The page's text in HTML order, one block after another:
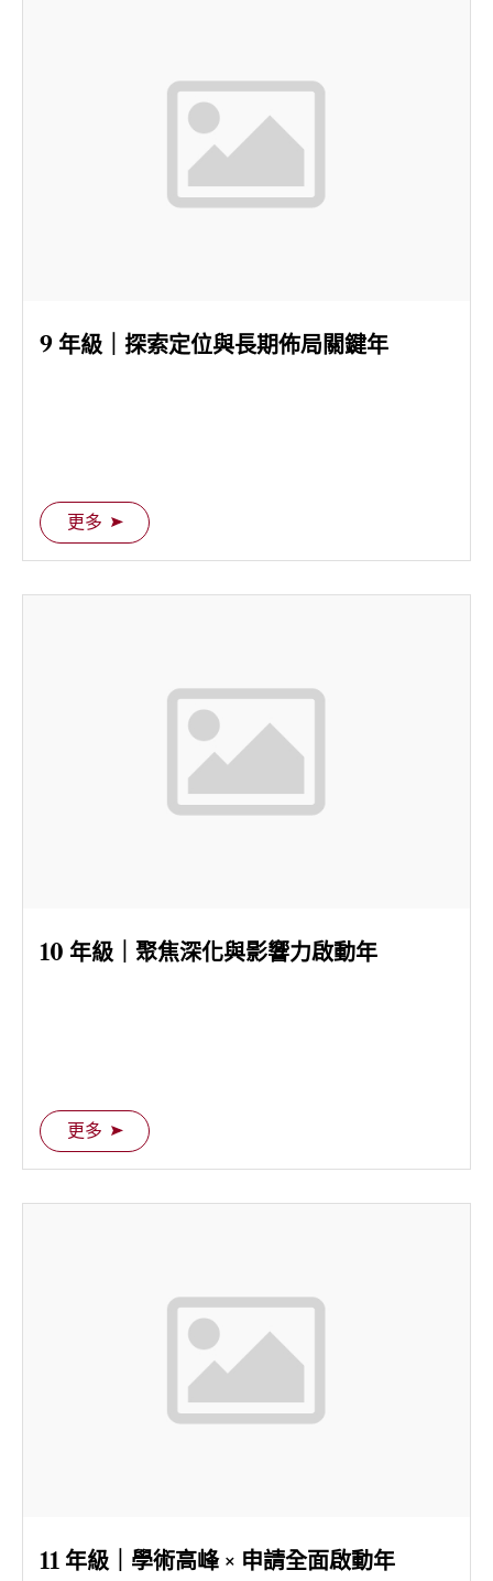
9 年級｜探索定位與長期佈局關鍵年
更多
10 年級｜聚焦深化與影響力啟動年
更多
11 年級｜學術高峰 × 申請全面啟動年